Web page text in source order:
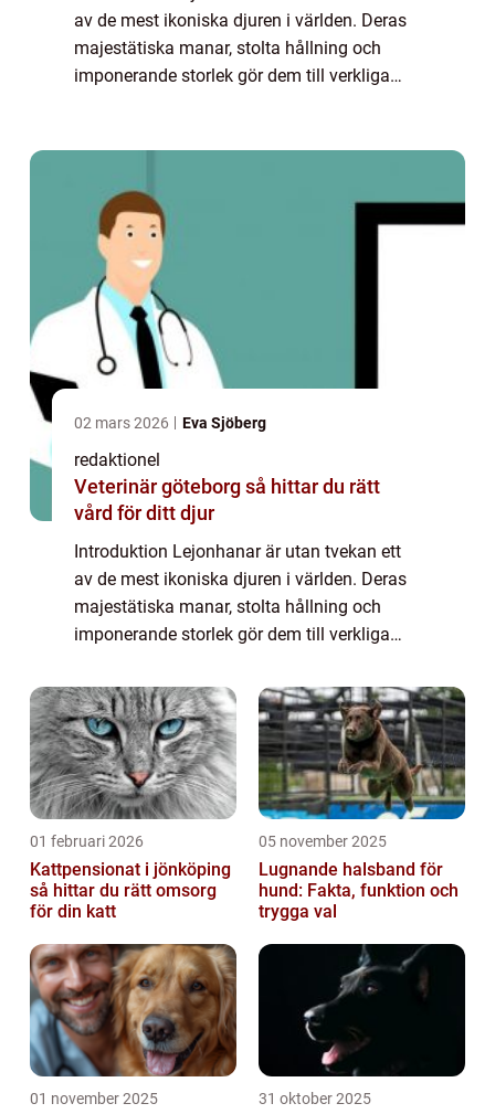
av de mest ikoniska djuren i världen. Deras
majestätiska manar, stolta hållning och
imponerande storlek gör dem till verkliga
02 mars 2026 Eva Sjöberg
redaktionel
Veterinär göteborg så hittar du rätt
vård för ditt djur
Introduktion Lejonhanar är utan tvekan ett
av de mest ikoniska djuren i världen. Deras
majestätiska manar, stolta hållning och
imponerande storlek gör dem till verkliga
vi att utforska dessa fantastiska vare...
01 februari 2026
Kattpensionat i jönköping
så hittar du rätt omsorg
för din katt
05 november 2025
Lugnande halsband för
hund: Fakta, funktion och
trygga val
01 november 2025 31 oktober 2025